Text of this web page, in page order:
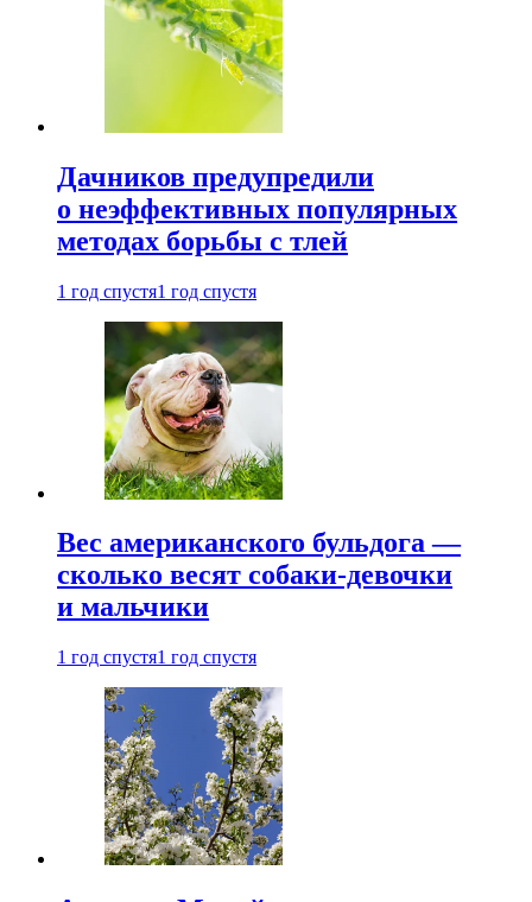
Дачников предупредили
о неэффективных популярных
методах борьбы с тлей
1 год спустя1 год спустя
Вес американского бульдога —
сколько весят собаки-девочки
и мальчики
1 год спустя1 год спустя